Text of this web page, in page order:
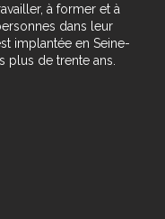
à former et à
dans leur
implantée en Seine-
plus de trente ans.